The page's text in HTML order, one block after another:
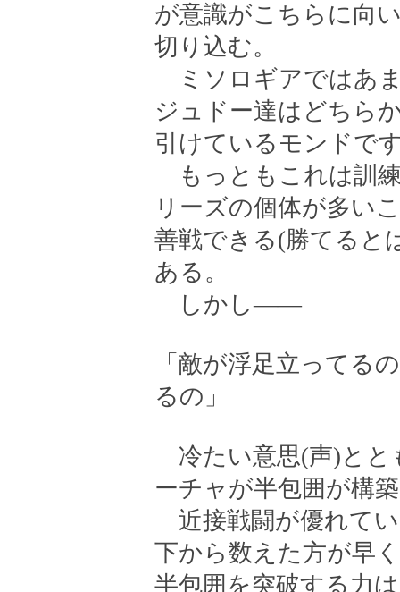
が意識がこちらに向
切り込む。
ミソロギアではあ
ジュドー達はどちら
引けているモンドで
もっともこれは訓
リーズの個体が多い
善戦できる(勝てると
ある。
しかし――
「敵が浮足立ってる
るの」
冷たい意思(声)とと
ーチャが半包囲が構
近接戦闘が優れて
下から数えた方が早
半包囲を突破する力